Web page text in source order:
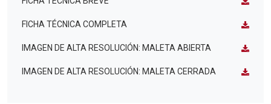
FICHA TÉCNICA COMPLETA
IMAGEN DE ALTA RESOLUCIÓN: MALETA ABIERTA
IMAGEN DE ALTA RESOLUCIÓN: MALETA CERRADA